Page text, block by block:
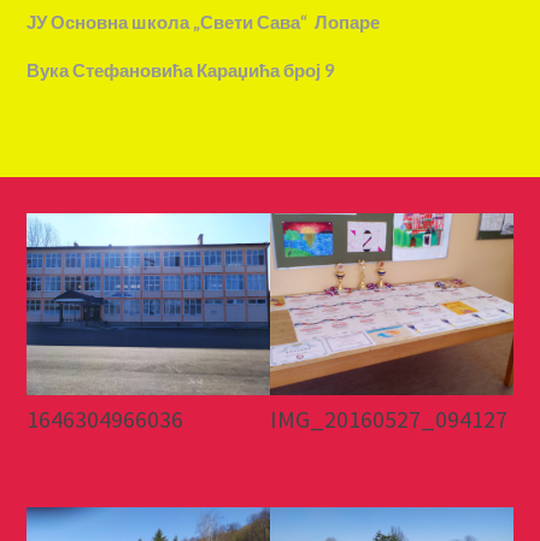
ЈУ Основна школа „Свети Сава“ Лопаре
Вука Стефановића Караџића број 9
1646304966036 IMG_20160527_094127